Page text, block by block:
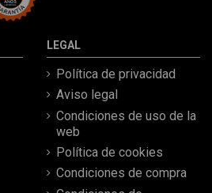
LEGAL
Política de privacidad
Aviso legal
Condiciones de uso de la
web
Política de cookies
Condiciones de compra